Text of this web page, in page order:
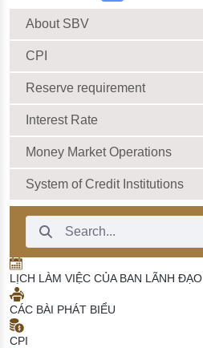
18/06/2026 | 15:57:00
About SBV
CPI
Reserve requirement
Interest Rate
Money Market Operations
System of Credit Institutions
Search Bar
LỊCH LÀM VIỆC CỦA BAN LÃNH ĐẠO
CÁC BÀI PHÁT BIỂU
CPI